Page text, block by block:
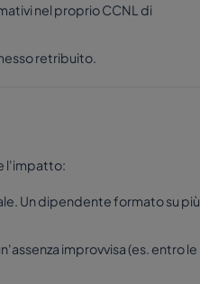
nel proprio CCNL di
retribuito.
l'impatto:
Un dipendente formato su più
improvvisa (es. entro le